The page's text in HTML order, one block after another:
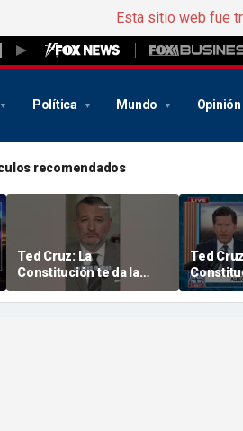
Esta sitio web fue
Política Mundo Opinión
recomendados
Ted Cruz: La
Constitución te da la
respuesta
Ted